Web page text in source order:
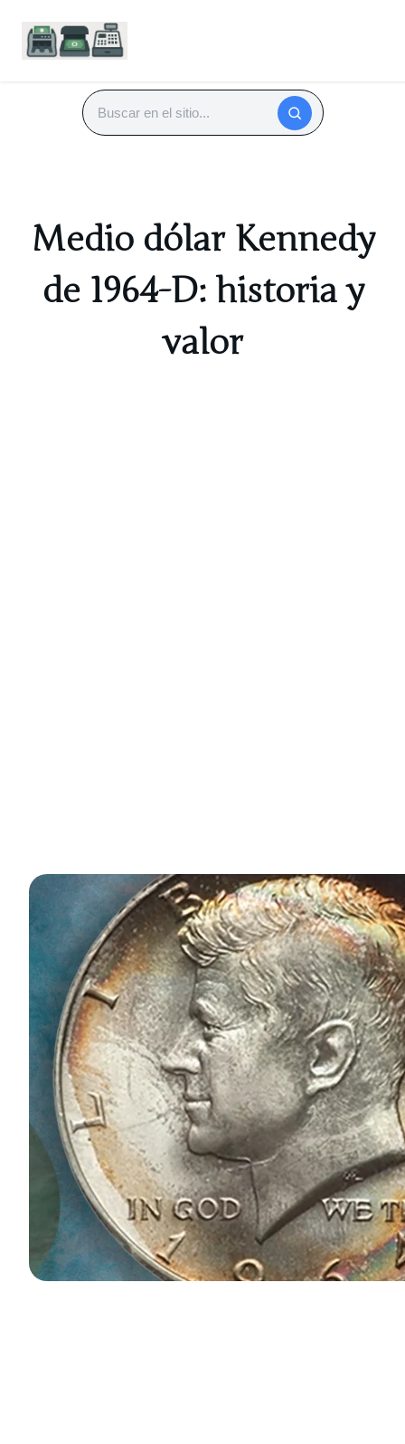
Buscar
Medio dólar Kennedy
de 1964-D: historia y
valor